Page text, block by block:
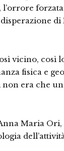
l’orrore
vicino, così
fisica e
non era che
Maria